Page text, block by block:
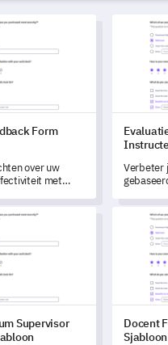
Form Sjabloon
Form
over uw
met
van uw
en mogelijke
te
Verbeter
van de
Supervisor Enquête
Supervisor
Docent
Docent
Sjabloon